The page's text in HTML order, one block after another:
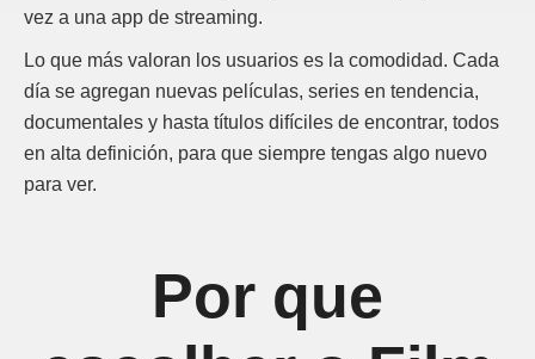
vez a una app de streaming.
Lo que más valoran los usuarios es la comodidad. Cada
día se agregan nuevas películas, series en tendencia,
documentales y hasta títulos difíciles de encontrar, todos
en alta definición, para que siempre tengas algo nuevo
para ver.
Por que